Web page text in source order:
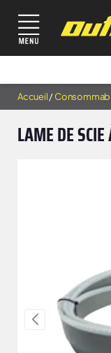
Accueil/
LAME DE